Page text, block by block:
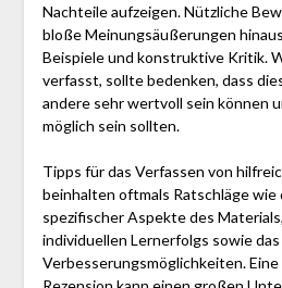
Nachteile aufzeigen. Nützliche
bloße Meinungsäußerungen
Beispiele und konstruktive Kritik.
verfasst, sollte bedenken, dass
andere sehr wertvoll sein können
möglich sein sollten.
Tipps für das Verfassen von
beinhalten oftmals Ratschläge wie
spezifischer Aspekte des
individuellen Lernerfolgs sowie
Verbesserungsmöglichkeiten.